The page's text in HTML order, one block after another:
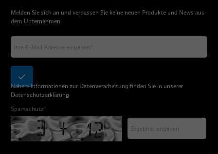
Melden Sie sich an und verpassen Sie keine neuen Produkte und News aus
dem Unternehmen.
Nähere Informationen zur Datenverarbeitung finden Sie in unserer
Datenschutzerklärung
Spamschutz*